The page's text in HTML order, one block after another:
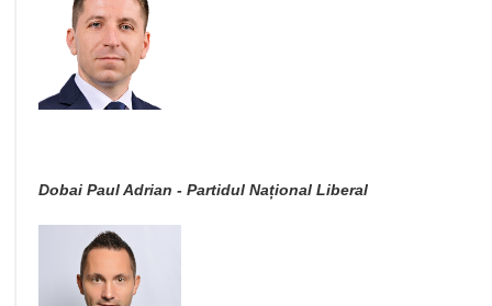
Dobai Paul Adrian - Partidul Național Liberal